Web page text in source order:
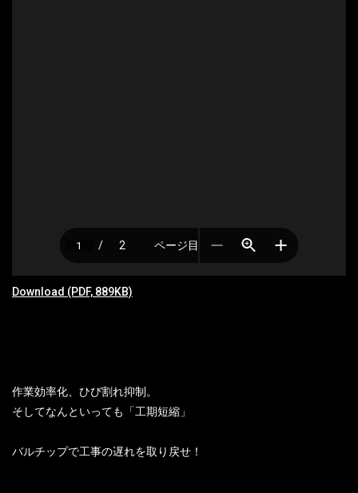
Download (PDF, 889KB)
作業効率化、ひび割れ抑制。
そしてなんといっても「工期短縮」
バルチップで工事の遅れを取り戻せ！